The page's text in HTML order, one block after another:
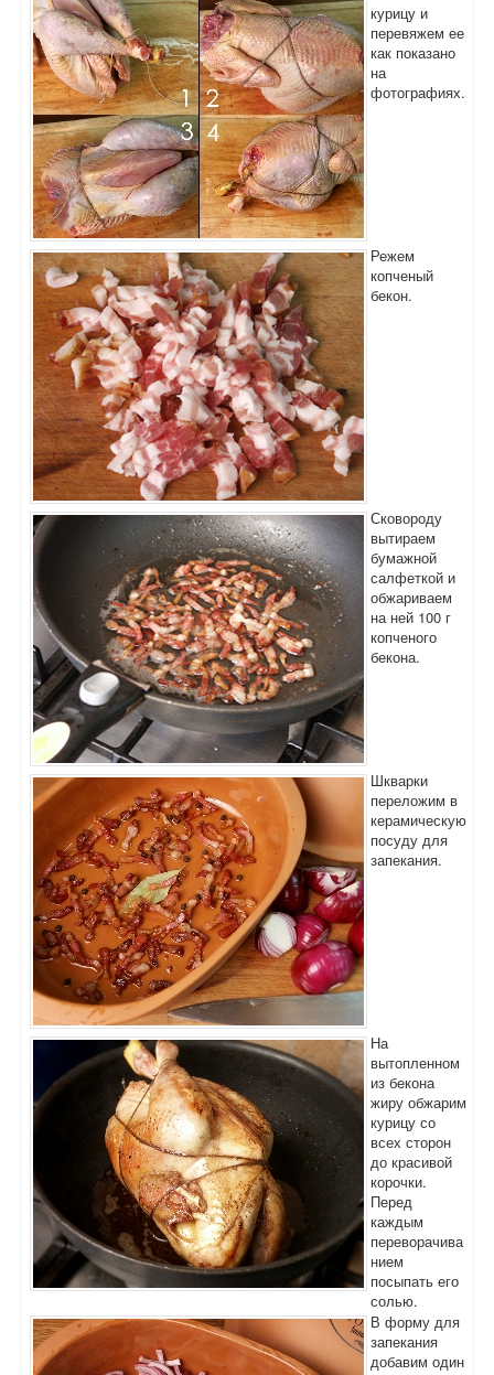
курицу и
перевяжем ее
как показано
на
фотографиях.
Режем
копченый
бекон.
Сковороду
вытираем
бумажной
салфеткой и
обжариваем
на ней 100 г
копченого
бекона.
Шкварки
переложим в
керамическую
посуду для
запекания.
На
вытопленном
из бекона
жиру обжарим
курицу со
всех сторон
до красивой
корочки.
Перед
каждым
переворачива
нием
посыпать его
солью.
В форму для
запекания
добавим один